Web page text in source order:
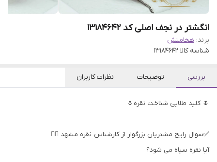
انگشتر در نجف اصلی کد 13184642
برند: هخامنش
شناسه کالا 13184642
بررسی توضیحات نظرات کاربران
🌷 کلید طلایی شناخت نقره🌷
✅سوال رایج مشتریان بزرگوار از کارشناس نقره مشهد 👇🏻
آیا نقره سیاه می شود؟